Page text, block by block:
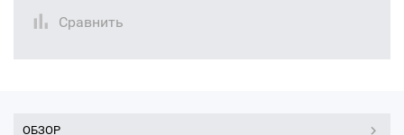
Сравнить
ОБЗОР